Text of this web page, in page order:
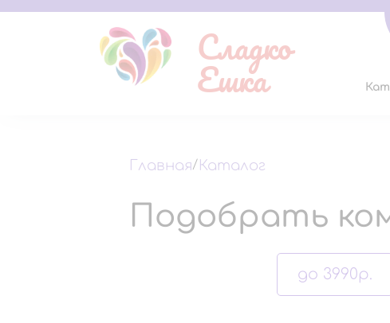
Сладко
Ешка
Главная/ Каталог
Подобрать
до 3990р.